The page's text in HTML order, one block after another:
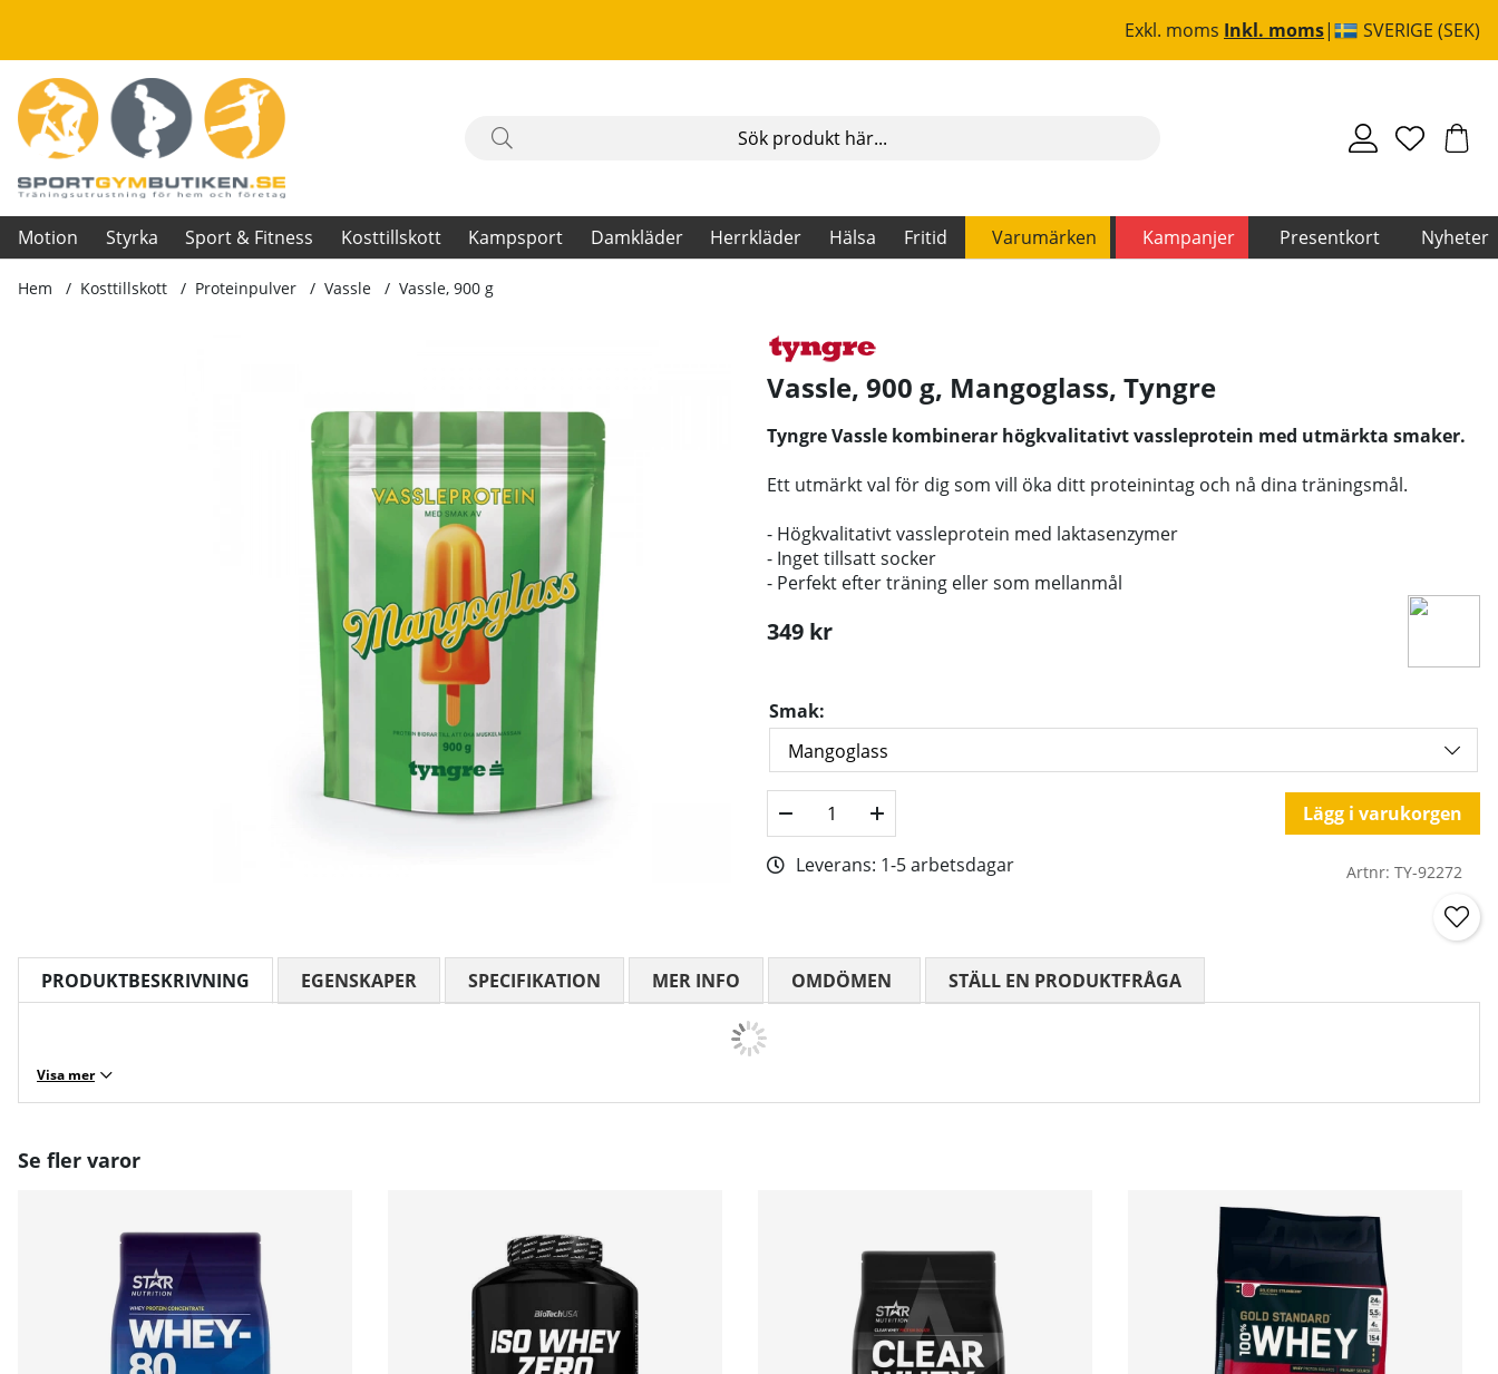
Exkl. moms Inkl. moms SVERIGE (SEK)
Motion Styrka Sport & Fitness Kosttillskott Kampsport Damkläder Herrkläder Hälsa Fritid Varumärken Kampanjer Presentkort Nyheter
Hem Kosttillskott Proteinpulver Vassle Vassle, 900 g
Vassle, 900 g, Mangoglass, Tyngre
Tyngre Vassle kombinerar högkvalitativt vassleprotein med utmärkta smaker.
Ett utmärkt val för dig som vill öka ditt proteinintag och nå dina träningsmål.
- Högkvalitativt vassleprotein med laktasenzymer
- Inget tillsatt socker
- Perfekt efter träning eller som mellanmål
349 kr
Smak:
Lägg i varukorgen
Leverans: 1-5 arbetsdagar Artnr: TY-92272
PRODUKTBESKRIVNING
Visa mer
EGENSKAPER SPECIFIKATION MER INFO OMDÖMEN MEDELBETYG 0 AV 5 ANTAL BETYG 0
STÄLL EN PRODUKTFRÅGA
Se fler varor